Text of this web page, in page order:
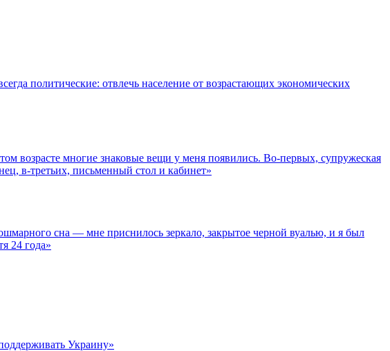
политические: отвлечь население от возрастающих экономических
возрасте многие знаковые вещи у меня появились. Во-первых, супружеская
в-третьих, письменный стол и кабинет»
сна — мне приснилось зеркало, закрытое черной вуалью, и я был
24 года»
Украину»